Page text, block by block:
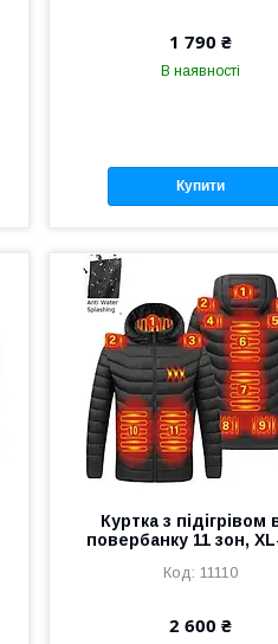
1 790 ₴
В наявності
Купити
Куртка з підігрівом
повербанку 11 зон,
11110
2 600 ₴